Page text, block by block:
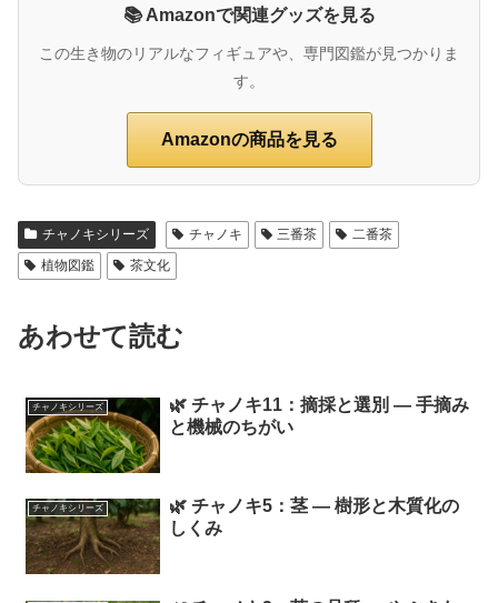
📚 Amazonで関連グッズを見る
この生き物のリアルなフィギュアや、専門図鑑が見つかりま
す。
Amazonの商品を見る
チャノキシリーズ チャノキ 三番茶
二番茶
植物図鑑
茶文化
あわせて読む
チャノキシリーズ
🌿 チャノキ11：摘採と選別 ― 手摘み
と機械のちがい
チャノキシリーズ
🌿 チャノキ5：茎 ― 樹形と木質化の
しくみ